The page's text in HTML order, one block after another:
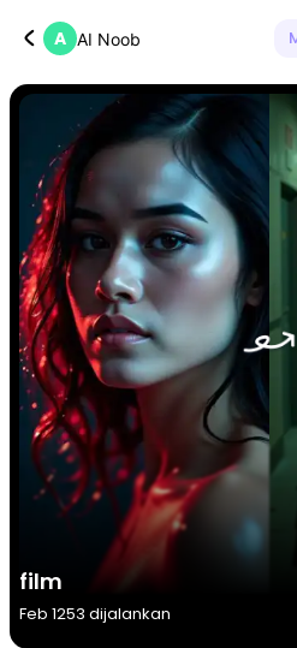
A AI Noob
film
Feb 1253 dijalankan